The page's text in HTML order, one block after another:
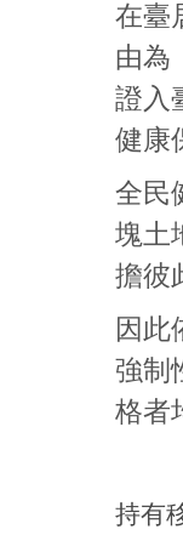
在臺
由為
證入
健康
全民
塊土
擔彼
因此
強制
格者
持有